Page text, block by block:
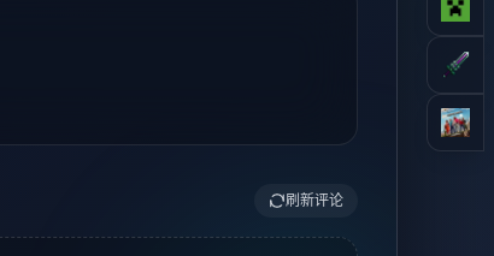
刷新评论